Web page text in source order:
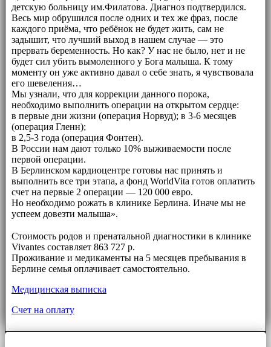
детскую больницу им.Филатова. Диагноз подтвердился.
Весь мир обрушился после одних и тех же фраз, после
каждого приёма, что ребёнок не будет жить, сам не
задышит, что лучший выход в нашем случае — это
прервать беременность. Но как? У нас не было, нет и не
будет сил убить вымоленного у Бога малыша. К тому
моменту он уже активно давал о себе знать, я чувствовала
его шевеления…
Мы узнали, что для коррекции данного порока,
необходимо выполнить операции на открытом сердце:
в первые дни жизни (операция Норвуд); в 3-6 месяцев
(операция Гленн);
в 2,5-3 года (операция Фонтен).
В России нам дают только 10% выживаемости после
первой операции.
В Берлинском кардиоцентре готовы нас принять и
выполнить все три этапа, а фонд WorldVita готов оплатить
счет на первые 2 операции — 120 000 евро.
Но необходимо рожать в клинике Берлина. Иначе мы не
успеем довезти малыша».
Стоимость родов и пренатальной диагностики в клинике
Vivantes составляет 863 727 р.
Проживание и медикаменты на 5 месяцев пребывания в
Берлине семья оплачивает самостоятельно.
Медицинская выписка
Счет на оплату